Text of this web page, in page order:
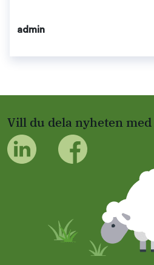
admin
Vill du dela nyheten med